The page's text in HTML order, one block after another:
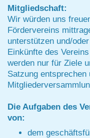
Mitgliedschaft:
Wir würden uns
Fördervereins
unterstützen und/
Einkünfte des
werden nur für Ziele
Satzung entsprechen
Die Aufgaben des
von:
dem